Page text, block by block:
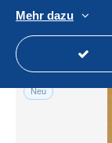
Status
Neu
Mehr dazu